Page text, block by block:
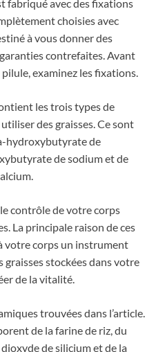
fabriqué avec des fixations
choisies avec
à vous donner des
contrefaites. Avant
examinez les fixations.
les trois types de
des graisses. Ce sont
hydroxybutyrate de
de sodium et de
contrôle de votre corps
La principale raison de ces
votre corps un instrument
stockées dans votre
de la vitalité.
trouvées dans l’article.
de la farine de riz, du
de silicium et de la